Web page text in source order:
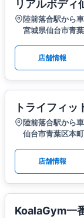
リアルボディ
陸前落合駅から
宮城県仙台市青
店舗情報
トライフィッ
陸前落合駅から
仙台市青葉区本
店舗情報
KoalaGym一